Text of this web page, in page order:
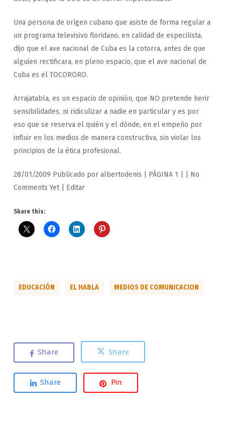
Una persona de orígen cubano que asiste de forma regular a
un programa televisivo floridano, en calidad de especilista,
dijo que el ave nacional de Cuba es la cotorra, antes de que
alguien rectificara, en pleno espacio, que el ave nacional de
Cuba es el TOCORORO.
Arrajatabla, es un espacio de opinión, que NO pretende herir
sensibilidades, ni ridiculizar a nadie en particular y es por
eso que se reserva el quién y el dónde, en el empeño por
influir en los medios de manera constructiva, sin violar los
principios de la ética profesional.
28/01/2009 Publicado por albertodenis | PÁGINA 1 | | No
Comments Yet | Editar
Share this:
EDUCACIÓN EL HABLA MEDIOS DE COMUNICACION
Share Share
Share Pin